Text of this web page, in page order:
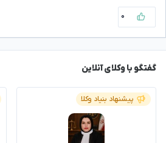
۰
گفتگو با وکلای آنلاین
پیشنهاد بنیاد وکلا